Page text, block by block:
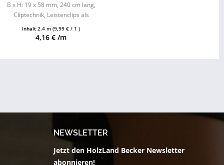
B x H: 19 x 58 mm, 240 cm lang,
Cliptechnik, Leistenclips als
Inhalt2.4 m(9,99 € / 1 )
4,16 € /m
NEWSLETTER
Jetzt den HolzLand Becker Newsletter
abonnieren!